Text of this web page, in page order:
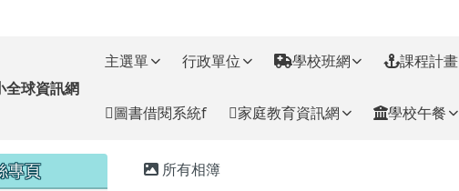
全球資訊網
全球資訊網
主選單 行政單位 學校班網 課程計畫
圖書借閱系統f 家庭教育資訊網 學校午餐
容
專頁 主內容區域
所有相簿